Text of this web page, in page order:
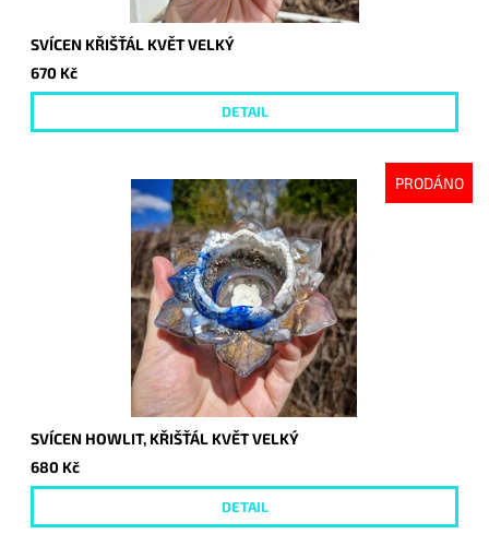
SVÍCEN KŘIŠŤÁL KVĚT VELKÝ
670 Kč
DETAIL
PRODÁNO
SVÍCEN HOWLIT, KŘIŠŤÁL KVĚT VELKÝ
680 Kč
DETAIL